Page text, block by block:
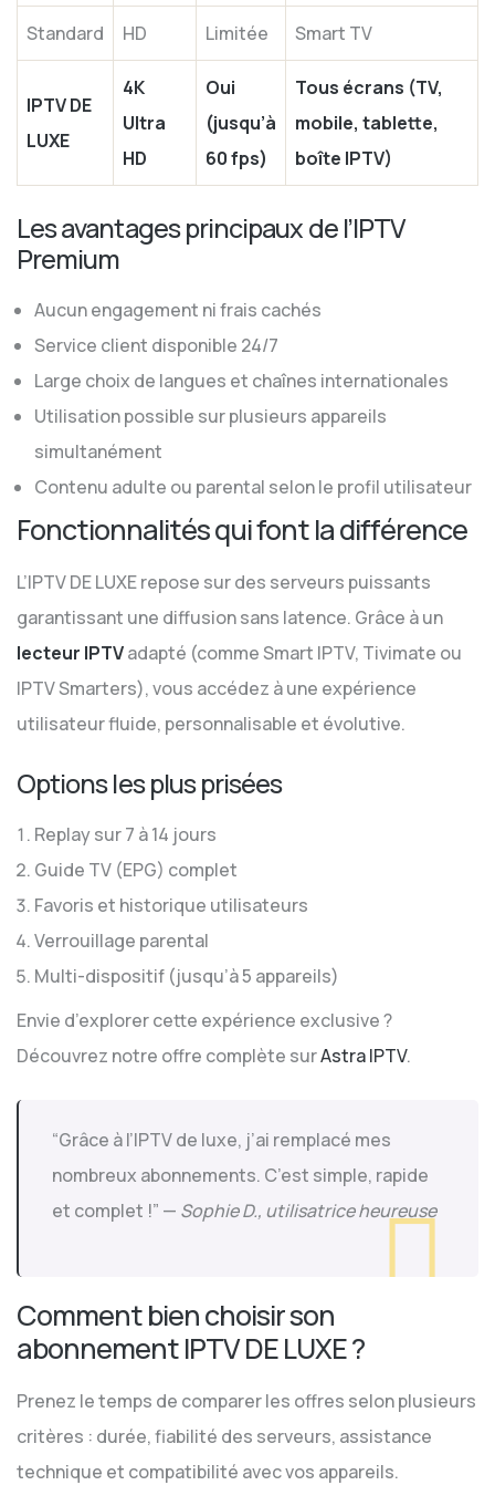
Standard HD Limitée Smart TV
IPTV DE
LUXE
4K
Ultra
HD
Oui
(jusqu’à
60 fps)
Tous écrans (TV,
mobile, tablette,
boîte IPTV)
Les avantages principaux de l’IPTV
Premium
Aucun engagement ni frais cachés
Service client disponible 24/7
Large choix de langues et chaînes internationales
Utilisation possible sur plusieurs appareils
simultanément
Contenu adulte ou parental selon le profil utilisateur
Fonctionnalités qui font la différence
L’IPTV DE LUXE repose sur des serveurs puissants
garantissant une diffusion sans latence. Grâce à un
lecteur IPTVadapté (comme Smart IPTV, Tivimate ou
IPTV Smarters), vous accédez à une expérience
utilisateur fluide, personnalisable et évolutive.
Options les plus prisées
Replay sur 7 à 14 jours
Guide TV (EPG) complet
Favoris et historique utilisateurs
Verrouillage parental
Multi-dispositif (jusqu’à 5 appareils)
Envie d’explorer cette expérience exclusive ?
Découvrez notre offre complète surAstra IPTV.
“Grâce à l’IPTV de luxe, j’ai remplacé mes
nombreux abonnements. C’est simple, rapide
et complet !” — Sophie D., utilisatrice heureuse
Comment bien choisir son
abonnement IPTV DE LUXE ?
Prenez le temps de comparer les offres selon plusieurs
critères : durée, fiabilité des serveurs, assistance
technique et compatibilité avec vos appareils.